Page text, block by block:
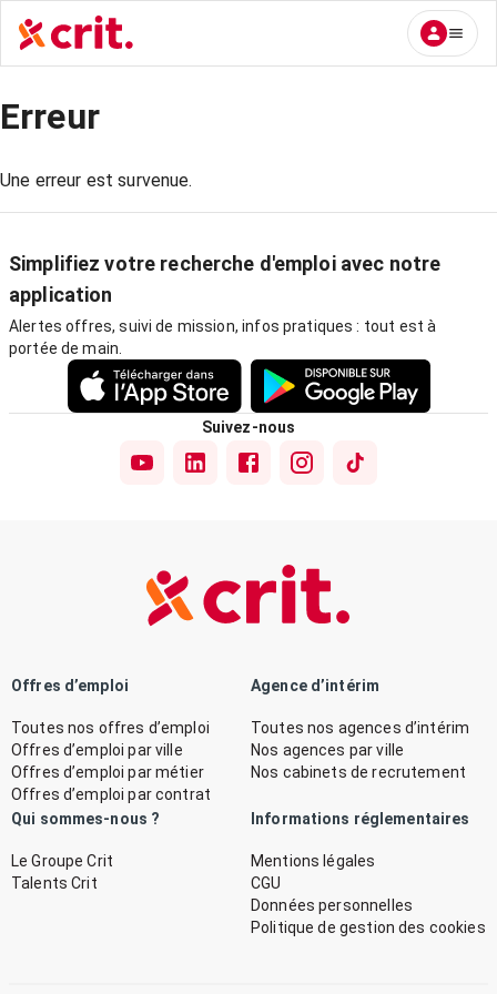
Erreur
Une erreur est survenue.
Simplifiez votre recherche d'emploi avec notre
application
Alertes offres, suivi de mission, infos pratiques : tout est à
portée de main.
Suivez-nous
Offres d’emploi
Toutes nos offres d’emploi
Offres d’emploi par ville
Offres d’emploi par métier
Offres d’emploi par contrat
Agence d’intérim
Toutes nos agences d’intérim
Nos agences par ville
Nos cabinets de recrutement
Qui sommes-nous ?
Le Groupe Crit
Talents Crit
Informations réglementaires
Mentions légales
CGU
Données personnelles
Politique de gestion des cookies